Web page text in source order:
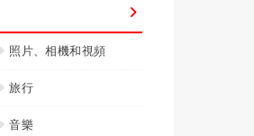
照片、相機和視頻
旅行
音樂